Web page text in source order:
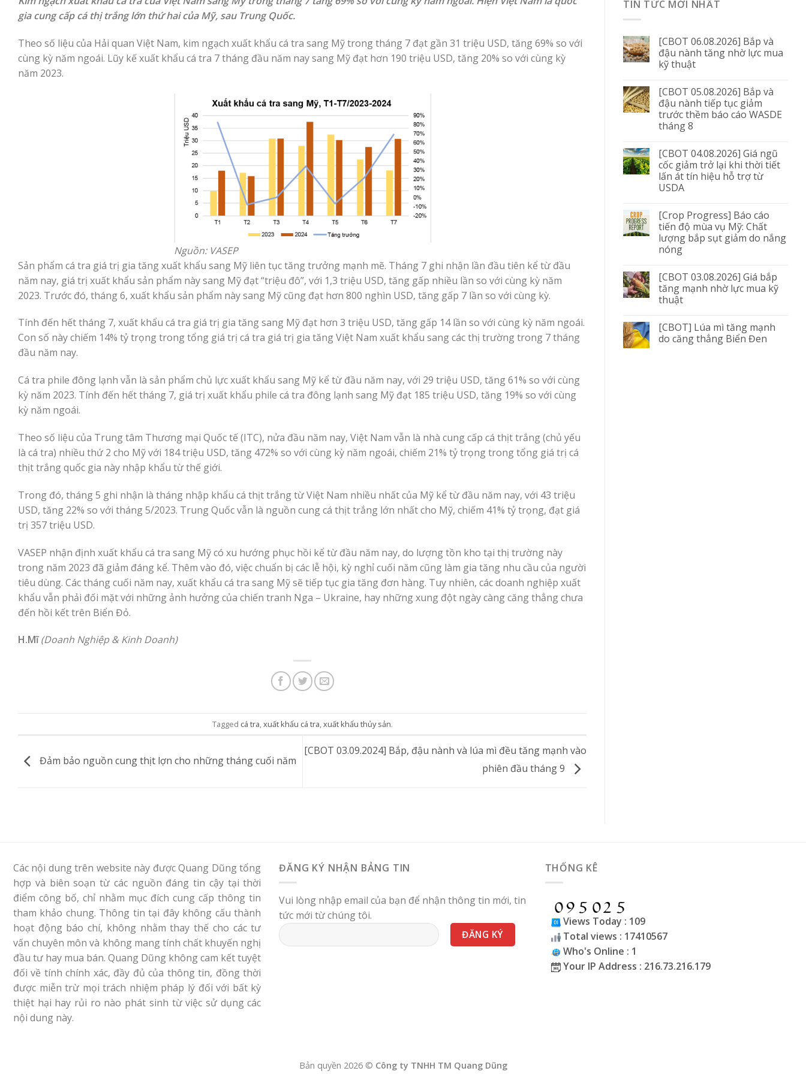
gia cung cấp cá thị trắng lớn thứ hai của Mỹ, sau Trung Quốc.
Theo số liệu của Hải quan Việt Nam, kim ngạch xuất khẩu cá tra sang Mỹ trong tháng 7 đạt gần 31 triệu USD, tăng 69% so với
cùng kỳ năm ngoái. Lũy kế xuất khẩu cá tra 7 tháng đầu năm nay sang Mỹ đạt hơn 190 triệu USD, tăng 20% so với cùng kỳ
năm 2023.
Nguồn: VASEP
Sản phẩm cá tra giá trị gia tăng xuất khẩu sang Mỹ liên tục tăng trưởng mạnh mẽ. Tháng 7 ghi nhận lần đầu tiên kể từ đầu
năm nay, giá trị xuất khẩu sản phẩm này sang Mỹ đạt “triệu đô”, với 1,3 triệu USD, tăng gấp nhiều lần so với cùng kỳ năm
2023. Trước đó, tháng 6, xuất khẩu sản phẩm này sang Mỹ cũng đạt hơn 800 nghìn USD, tăng gấp 7 lần so với cùng kỳ.
Tính đến hết tháng 7, xuất khẩu cá tra giá trị gia tăng sang Mỹ đạt hơn 3 triệu USD, tăng gấp 14 lần so với cùng kỳ năm ngoái.
Con số này chiếm 14% tỷ trọng trong tổng giá trị cá tra giá trị gia tăng Việt Nam xuất khẩu sang các thị trường trong 7 tháng
đầu năm nay.
Cá tra phile đông lạnh vẫn là sản phẩm chủ lực xuất khẩu sang Mỹ kể từ đầu năm nay, với 29 triệu USD, tăng 61% so với cùng
kỳ năm 2023. Tính đến hết tháng 7, giá trị xuất khẩu phile cá tra đông lạnh sang Mỹ đạt 185 triệu USD, tăng 19% so với cùng
kỳ năm ngoái.
Theo số liệu của Trung tâm Thương mại Quốc tế (ITC), nửa đầu năm nay, Việt Nam vẫn là nhà cung cấp cá thịt trắng (chủ yếu
là cá tra) nhiều thứ 2 cho Mỹ với 184 triệu USD, tăng 472% so với cùng kỳ năm ngoái, chiếm 21% tỷ trọng trong tổng giá trị cá
thịt trắng quốc gia này nhập khẩu từ thế giới.
Trong đó, tháng 5 ghi nhận là tháng nhập khẩu cá thịt trắng từ Việt Nam nhiều nhất của Mỹ kể từ đầu năm nay, với 43 triệu
USD, tăng 22% so với tháng 5/2023. Trung Quốc vẫn là nguồn cung cá thịt trắng lớn nhất cho Mỹ, chiếm 41% tỷ trọng, đạt giá
trị 357 triệu USD.
VASEP nhận định xuất khẩu cá tra sang Mỹ có xu hướng phục hồi kể từ đầu năm nay, do lượng tồn kho tại thị trường này
trong năm 2023 đã giảm đáng kể. Thêm vào đó, việc chuẩn bị các lễ hội, kỳ nghỉ cuối năm cũng làm gia tăng nhu cầu của người
tiêu dùng. Các tháng cuối năm nay, xuất khẩu cá tra sang Mỹ sẽ tiếp tục gia tăng đơn hàng. Tuy nhiên, các doanh nghiệp xuất
khẩu vẫn phải đối mặt với những ảnh hưởng của chiến tranh Nga – Ukraine, hay những xung đột ngày càng căng thẳng chưa
đến hồi kết trên Biển Đỏ.
H.Mĩ(Doanh Nghiệp & Kinh Doanh)
Tagged cá tra,xuất khẩu cá tra,xuất khẩu thủy sản.
Đảm bảo nguồn cung thịt lợn cho những tháng cuối năm
[CBOT 03.09.2024] Bắp, đậu nành và lúa mì đều tăng mạnh vào
phiên đầu tháng 9
TIN TỨC MỚI NHẤT
[CBOT 06.08.2026] Bắp và
đậu nành tăng nhờ lực mua
kỹ thuật
[CBOT 05.08.2026] Bắp và
đậu nành tiếp tục giảm
trước thềm báo cáo WASDE
tháng 8
[CBOT 04.08.2026] Giá ngũ
cốc giảm trở lại khi thời tiết
lấn át tín hiệu hỗ trợ từ
USDA
[Crop Progress] Báo cáo
tiến độ mùa vụ Mỹ: Chất
lượng bắp sụt giảm do nắng
nóng
[CBOT 03.08.2026] Giá bắp
tăng mạnh nhờ lực mua kỹ
thuật
[CBOT] Lúa mì tăng mạnh
do căng thẳng Biển Đen
Các nội dung trên website này được Quang Dũng tổng
hợp và biên soạn từ các nguồn đáng tin cậy tại thời
điểm công bố, chỉ nhằm mục đích cung cấp thông tin
tham khảo chung. Thông tin tại đây không cấu thành
hoạt động báo chí, không nhằm thay thế cho các tư
vấn chuyên môn và không mang tính chất khuyến nghị
đầu tư hay mua bán. Quang Dũng không cam kết tuyệt
đối về tính chính xác, đầy đủ của thông tin, đồng thời
được miễn trừ mọi trách nhiệm pháp lý đối với bất kỳ
thiệt hại hay rủi ro nào phát sinh từ việc sử dụng các
nội dung này.
ĐĂNG KÝ NHẬN BẢNG TIN
Vui lòng nhập email của bạn để nhận thông tin mới, tin
tức mới từ chúng tôi.
THỐNG KÊ
Views Today : 109
Total views : 17410567
Who's Online : 1
Your IP Address : 216.73.216.179
Bản quyền 2026 © Công ty TNHH TM Quang Dũng